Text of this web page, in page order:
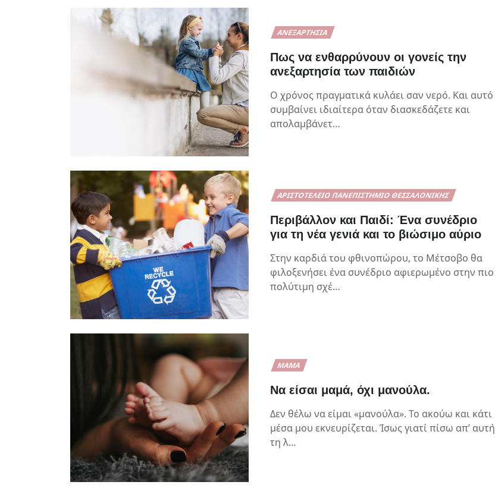
ΑΝΕΞΑΡΤΗΣΊΑ
Πως να ενθαρρύνουν οι γονείς την
ανεξαρτησία των παιδιών
Ο χρόνος πραγματικά κυλάει σαν νερό. Και αυτό
συμβαίνει ιδιαίτερα όταν διασκεδάζετε και
απολαμβάνετ…
ΑΡΙΣΤΟΤΈΛΕΙΟ ΠΑΝΕΠΙΣΤΉΜΙΟ ΘΕΣΣΑΛΟΝΊΚΗΣ
Περιβάλλον και Παιδί: Ένα συνέδριο
για τη νέα γενιά και το βιώσιμο αύριο
Στην καρδιά του φθινοπώρου, το Μέτσοβο θα
φιλοξενήσει ένα συνέδριο αφιερωμένο στην πιο
πολύτιμη σχέ…
ΜΑΜΆ
Να είσαι μαμά, όχι μανούλα.
Δεν θέλω να είμαι «μανούλα». Το ακούω και κάτι
μέσα μου εκνευρίζεται. Ίσως γιατί πίσω απ’ αυτή
τη λ…